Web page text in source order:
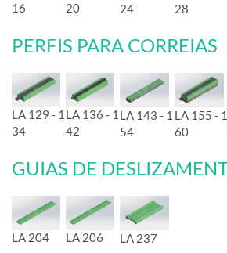
16
20
24
28
PERFIS PARA CORREIAS
LA 129 - 1
34
LA 136 - 1
42
LA 143 - 1
54
LA 155 - 1
60
GUIAS DE
LA 204 LA 206 LA 237